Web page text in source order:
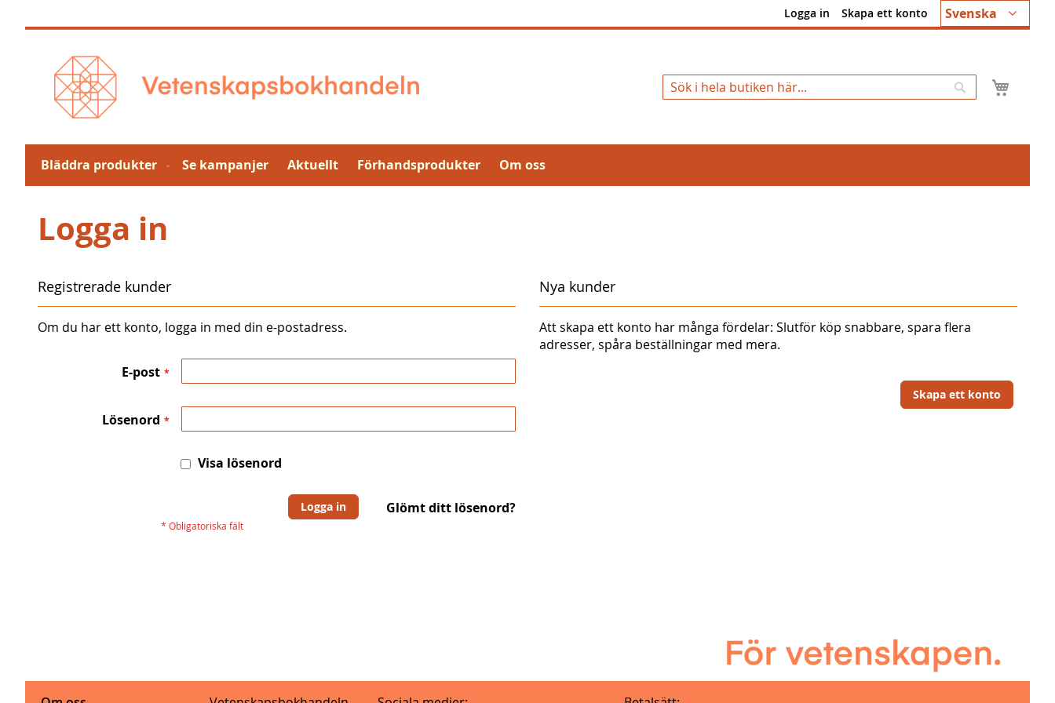
till
Språk
Svenska
Logga in Skapa ett konto
Sök
Bläddra produkter Se kampanjer Aktuellt Förhandsprodukter Om oss
Logga in
Registrerade kunder
Om du har ett konto, logga in med din e-postadress.
E-post
Lösenord
Visa lösenord
Logga in Glömt ditt lösenord?
Nya kunder
Att skapa ett konto har många fördelar: Slutför köp snabbare, spara flera
adresser, spåra beställningar med mera.
Skapa ett konto